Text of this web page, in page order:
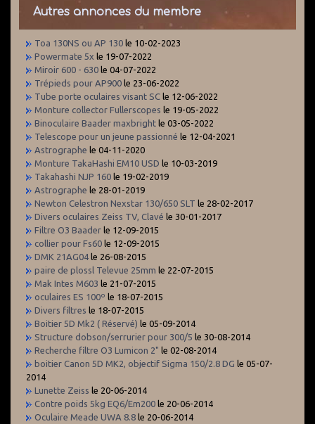
Autres annonces du membre
Toa 130NS ou AP 130 le 10-02-2023
Powermate 5x le 19-07-2022
Miroir 600 - 630 le 04-07-2022
Trépieds pour AP900 le 23-06-2022
Tube porte oculaires visant SC le 12-06-2022
Monture collector Fullerscopes le 19-05-2022
Binoculaire Baader maxbright le 03-05-2022
Telescope pour un jeune passionné le 12-04-2021
Astrographe le 04-11-2020
Monture TakaHashi EM10 USD le 10-03-2019
Takahashi NJP 160 le 19-02-2019
Astrographe le 28-01-2019
Newton Celestron Nexstar 130/650 SLT le 28-02-2017
Divers oculaires Zeiss TV, Clavé le 30-01-2017
Filtre O3 Baader le 12-09-2015
collier pour Fs60 le 12-09-2015
DMK 21AG04 le 26-08-2015
paire de plossl Televue 25mm le 22-07-2015
Mak Intes M603 le 21-07-2015
oculaires ES 100º le 18-07-2015
Divers filtres le 18-07-2015
Boitier 5D Mk2 ( Réservé) le 05-09-2014
Structure dobson/serrurier pour 300/5 le 30-08-2014
Recherche filtre O3 Lumicon 2" le 02-08-2014
boitier Canon 5D MK2, objectif Sigma 150/2.8 DG le 05-07-
2014
Lunette Zeiss le 20-06-2014
Contre poids 5kg EQ6/Em200 le 20-06-2014
Oculaire Meade UWA 8.8 le 20-06-2014